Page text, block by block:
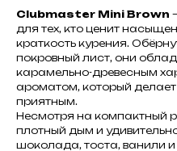
Clubmaster Mini Brown
для тех, кто ценит
краткость курения.
покровный лист, они
карамельно-древесным
ароматом, который
приятным.
Несмотря на компактный
плотный дым и
шоколада, тоста, ванили и